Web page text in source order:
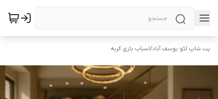
پت شاپ لئو یوسف آباد/اسباب بازی گربه